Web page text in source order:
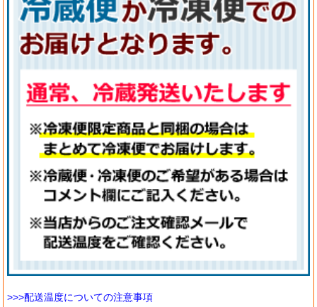
>>>配送温度についての注意事項